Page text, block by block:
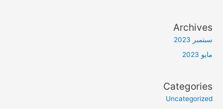
Archives
سبتمبر 2023
مايو 2023
Categories
Uncategorized